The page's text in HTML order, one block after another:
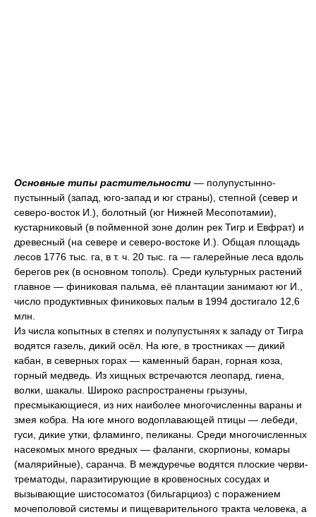
Основные типы растительности — полупустынно-
пустынный (запад, юго-запад и юг страны), степной (север и
северо-восток И.), болотный (юг Нижней Месопотамии),
кустарниковый (в пойменной зоне долин рек Тигр и Евфрат) и
древесный (на севере и северо-востоке И.). Общая площадь
лесов 1776 тыс. га, в т. ч. 20 тыс. га — галерейные леса вдоль
берегов рек (в основном тополь). Среди культурных растений
главное — финиковая пальма, её плантации занимают юг И.,
число продуктивных финиковых пальм в 1994 достигало 12,6
млн.
Из числа копытных в степях и полупустынях к западу от Тигра
водятся газель, дикий осёл. На юге, в тростниках — дикий
кабан, в северных горах — каменный баран, горная коза,
горный медведь. Из хищных встречаются леопард, гиена,
волки, шакалы. Широко распространены грызуны,
пресмыкающиеся, из них наиболее многочисленны вараны и
змея кобра. На юге много водоплавающей птицы — лебеди,
гуси, дикие утки, фламинго, пеликаны. Среди многочисленных
насекомых много вредных — фаланги, скорпионы, комары
(малярийные), саранча. В междуречье водятся плоские черви-
трематоды, паразитирующие в кровеносных сосудах и
вызывающие шистосоматоз (бильгарциоз) с поражением
мочеполовой системы и пищеварительного тракта человека, а